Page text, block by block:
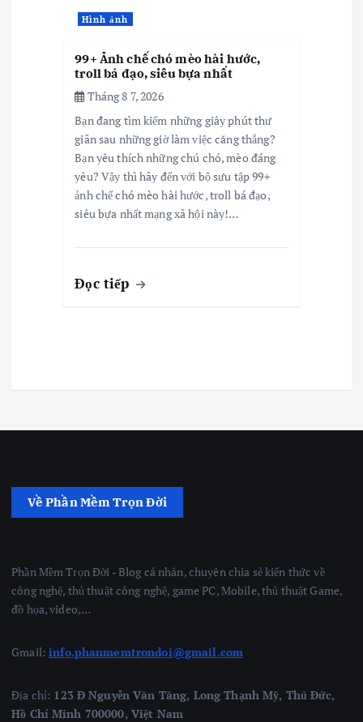
Hình ảnh
99+ Ảnh chế chó mèo hài hước,
troll bá đạo, siêu bựa nhất
Tháng 8 7, 2026
Bạn đang tìm kiếm những giây phút thư
giãn sau những giờ làm việc căng thẳng?
Bạn yêu thích những chú chó, mèo đáng
yêu? Vậy thì hãy đến với bộ sưu tập 99+
ảnh chế chó mèo hài hước, troll bá đạo,
siêu bựa nhất mạng xã hội này!…
Đọc tiếp
Về Phần Mềm Trọn Đời
Phần Mềm Trọn Đời - Blog cá nhân, chuyên chia sẻ kiến thức về
công nghệ, thủ thuật công nghệ, game PC, Mobile, thủ thuật Game,
đồ họa, video,…
Gmail:info.phanmemtrondoi@gmail.com
Địa chỉ: 123 Đ Nguyễn Văn Tăng, Long Thạnh Mỹ, Thủ Đức,
Hồ Chí Minh 700000, Việt Nam